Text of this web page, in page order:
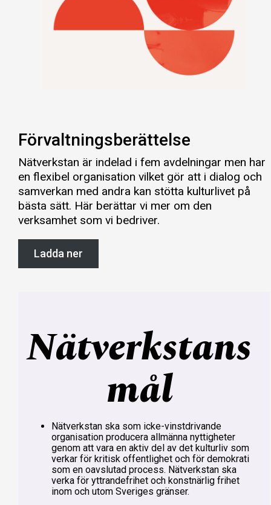
Förvaltningsberättelse
Nätverkstan är indelad i fem avdelningar men har
en flexibel organisation vilket gör att i dialog och
samverkan med andra kan stötta kulturlivet på
bästa sätt. Här berättar vi mer om den
verksamhet som vi bedriver.
Ladda ner
Nätverkstans
mål
Nätverkstan ska som icke-vinstdrivande
organisation producera allmänna nyttigheter
genom att vara en aktiv del av det kulturliv som
verkar för kritisk offentlighet och för demokrati
som en oavslutad process. Nätverkstan ska
verka för yttrandefrihet och konstnärlig frihet
inom och utom Sveriges gränser.